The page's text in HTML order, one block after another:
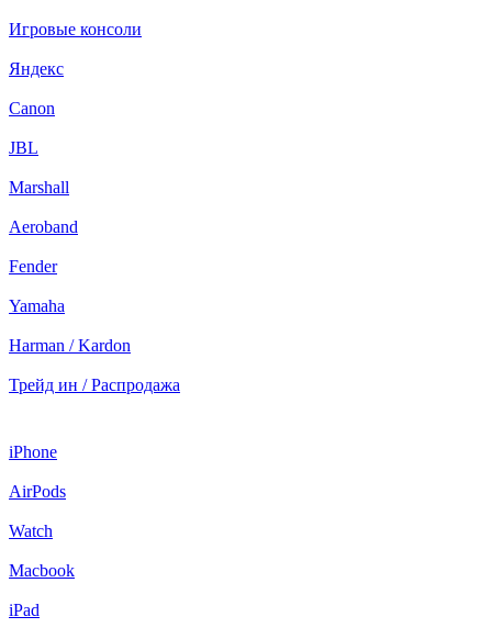
Игровые консоли
Яндекс
Canon
JBL
Marshall
Aeroband
Fender
Yamaha
Harman / Kardon
Трейд ин / Распродажа
iPhone
AirPods
Watch
Macbook
iPad